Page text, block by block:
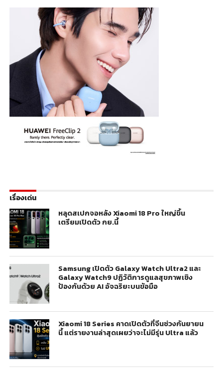
เรื่องเด่น
หลุดสเปกจอหลัง Xiaomi 18 Pro ใหญ่ขึ้น
เตรียมเปิดตัว กย.นี้
Samsung เปิดตัว Galaxy Watch Ultra2 และ
Galaxy Watch9 ปฏิวัติการดูแลสุขภาพเชิง
ป้องกันด้วย AI อัจฉริยะบนข้อมือ
Xiaomi 18 Series คาดเปิดตัวที่จีนช่วงกันยายน
นี้ แต่รายงานล่าสุดเผยว่าจะไม่มีรุ่น Ultra แล้ว